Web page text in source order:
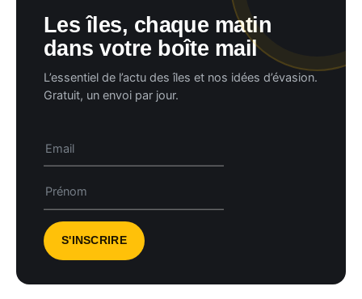
Les îles, chaque matin
dans votre boîte mail
L’essentiel de l’actu des îles et nos idées d’évasion.
Gratuit, un envoi par jour.